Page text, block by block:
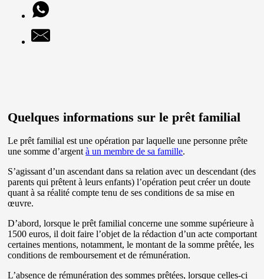
Quelques informations sur le prêt familial
Le prêt familial est une opération par laquelle une personne prête
une somme d’argentà un membre de sa famille.
S’agissant d’un ascendant dans sa relation avec un descendant (des
parents qui prêtent à leurs enfants) l’opération peut créer un doute
quant à sa réalité compte tenu de ses conditions de sa mise en
œuvre.
D’abord, lorsque le prêt familial concerne une somme supérieure à
1500 euros, il doit faire l’objet de la rédaction d’un acte comportant
certaines mentions, notamment, le montant de la somme prêtée, les
conditions de remboursement et de rémunération.
L’absence de rémunération des sommes prêtées, lorsque celles-ci